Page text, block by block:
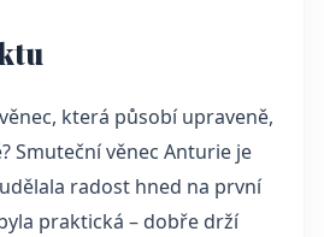
která působí upraveně,
Smuteční věnec Anturie je
radost hned na první
praktická – dobře drží